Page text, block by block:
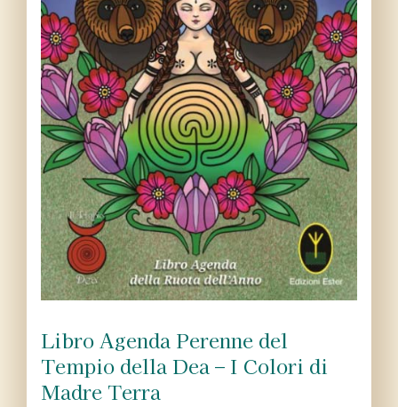
Libro Agenda Perenne del
Tempio della Dea – I Colori di
Madre Terra